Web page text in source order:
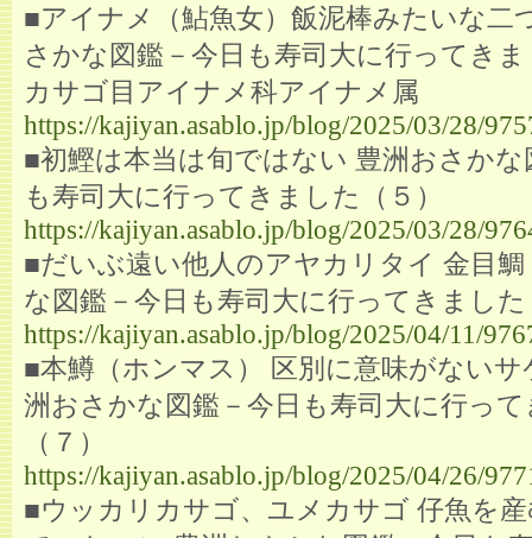
■アイナメ（鮎魚女）飯泥棒みたいな二
さかな図鑑－今日も寿司大に行ってき
カサゴ目アイナメ科アイナメ属
https://kajiyan.asablo.jp/blog/2025/03/28/
■初鰹は本当は旬ではない 豊洲おさかな
も寿司大に行ってきました（５）
https://kajiyan.asablo.jp/blog/2025/03/28/
■だいぶ遠い他人のアヤカリタイ 金目
な図鑑－今日も寿司大に行ってきました
https://kajiyan.asablo.jp/blog/2025/04/11/
■本鱒（ホンマス） 区別に意味がないサ
洲おさかな図鑑－今日も寿司大に行っ
（７）
https://kajiyan.asablo.jp/blog/2025/04/26/
■ウッカリカサゴ、ユメカサゴ 仔魚を